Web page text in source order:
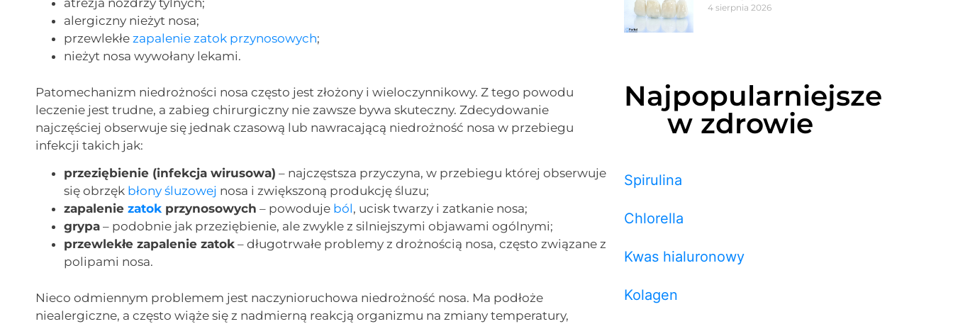
atrezja nozdrzy tylnych;
alergiczny nieżyt nosa;
przewlekłezapalenie zatok przynosowych;
nieżyt nosa wywołany lekami.
Patomechanizm niedrożności nosa często jest złożony i wieloczynnikowy. Z tego powodu
leczenie jest trudne, a zabieg chirurgiczny nie zawsze bywa skuteczny. Zdecydowanie
najczęściej obserwuje się jednak czasową lub nawracającą niedrożność nosa w przebiegu
infekcji takich jak:
przeziębienie (infekcja wirusowa) – najczęstsza przyczyna, w przebiegu której obserwuje
się obrzęk błony śluzowej nosa i zwiększoną produkcję śluzu;
zapaleniezatok przynosowych – powoduje ból, ucisk twarzy i zatkanie nosa;
grypa – podobnie jak przeziębienie, ale zwykle z silniejszymi objawami ogólnymi;
przewlekłe zapalenie zatok – długotrwałe problemy z drożnością nosa, często związane z
polipami nosa.
Nieco odmiennym problemem jest naczynioruchowa niedrożność nosa. Ma podłoże
niealergiczne, a często wiąże się z nadmierną reakcją organizmu na zmiany temperatury,
4 sierpnia 2026
Najpopularniejsze
w zdrowie
Spirulina
Chlorella
Kwas hialuronowy
Kolagen